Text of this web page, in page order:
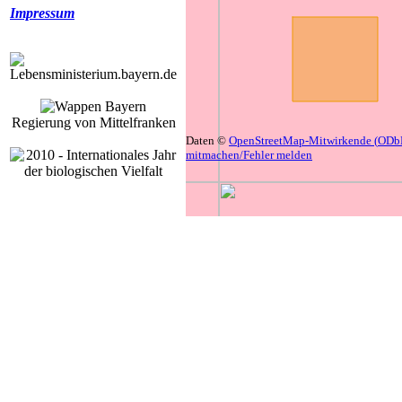
Impressum
Regierung von Mittelfranken
Daten © OpenStreetMap-Mitwirkende (
mitmachen/Fehler melden